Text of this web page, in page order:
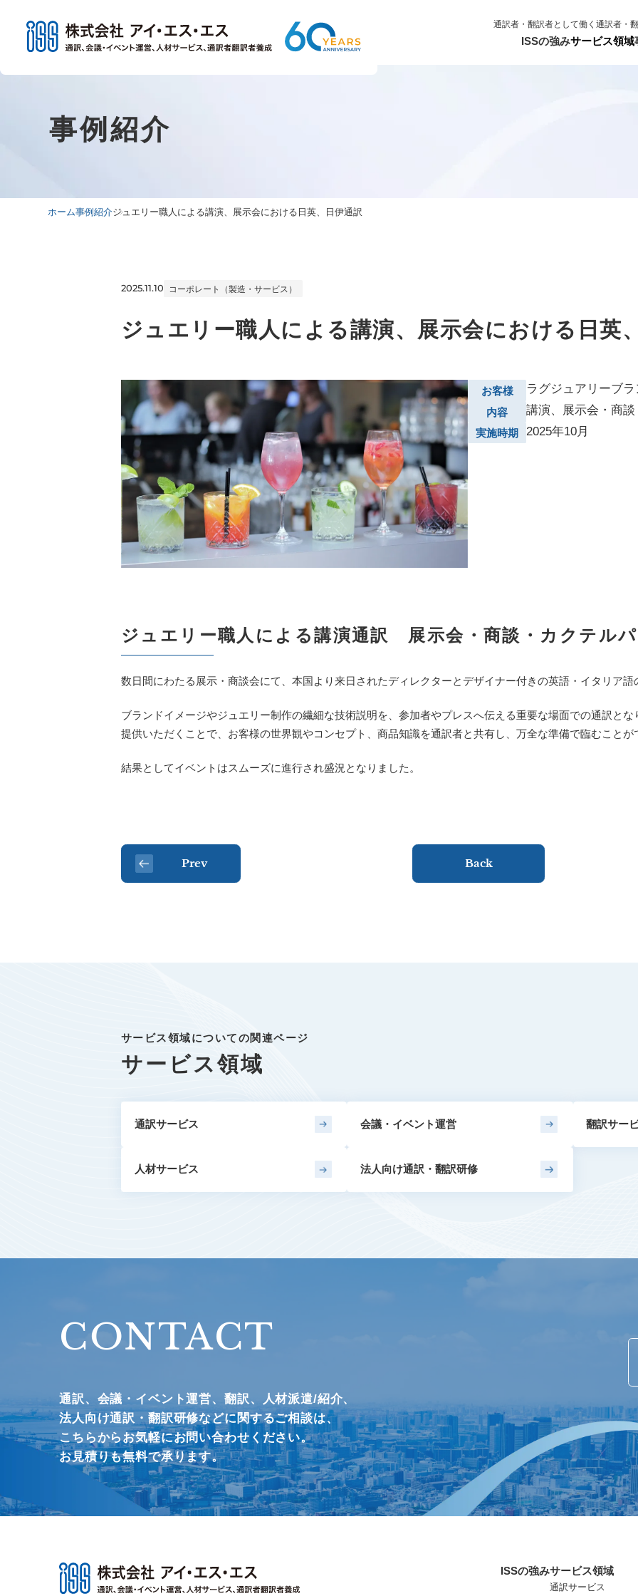
通訳者・翻訳者として働く通訳者・
ISSの強みサービス領域
事例紹介
ホーム事例紹介ジュエリー職人による講演、展示会における日英、日伊通訳
2025.11.10 コーポレート（製造・サービス）
ジュエリー職人による講演、展示会における日英
お客様 ラグジュアリーブラ
内容 講演、展示会・商
実施時期 2025年10月
ジュエリー職人による講演通訳 展示会・商談・カクテル
数日間にわたる展示・商談会にて、本国より来日されたディレクターとデザイナー付きの英語・イタリア
ブランドイメージやジュエリー制作の繊細な技術説明を、参加者やプレスへ伝える重要な場面での通訳と
提供いただくことで、お客様の世界観やコンセプト、商品知識を通訳者と共有し、万全な準備で臨むことが
結果としてイベントはスムーズに進行され盛況となりました。
Prev Back
サービス領域についての関連ページ
サービス領域
通訳サービス 会議・イベント運営 翻訳サー
人材サービス 法人向け通訳・翻訳研修
CONTACT
通訳、会議・イベント運営、 翻訳、人材派遣/紹介、
法人向け通訳・翻訳研修などに関するご相談は、
こちらからお気軽にお問い合わせください。
お見積りも無料で承ります。
ISSの強みサービス領域
通訳サービス